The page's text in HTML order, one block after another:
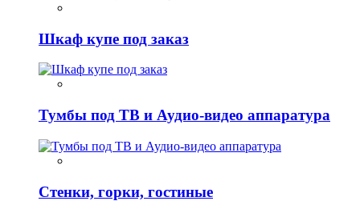
Шкаф купе под заказ
Тумбы под ТВ и Аудио-видео аппаратура
Стенки, горки, гостиные